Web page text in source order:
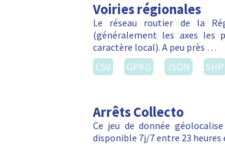
Voiries régionales
Le réseau routier de la
(généralement les axes les
caractère local). A peu près …
CSV
GPKG JSON SHP
Arrêts Collecto
Ce jeu de donnée
disponible 7j/7 entre 23